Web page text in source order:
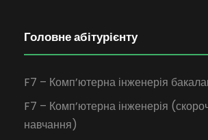
Головне абітурієнту
F7 – Комп’ютерна інженерія
F7 – Комп’ютерна інженерія
навчання)